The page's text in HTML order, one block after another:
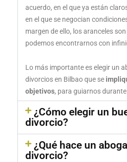
acuerdo, en el que ya están
en el que se negocian
margen de ello, los aranceles
podemos encontrarnos con
Lo más importante es elegir un
divorcios en Bilbao que se
objetivos, para guiarnos
¿Cómo elegir un
divorcio?
¿Qué hace un
divorcio?